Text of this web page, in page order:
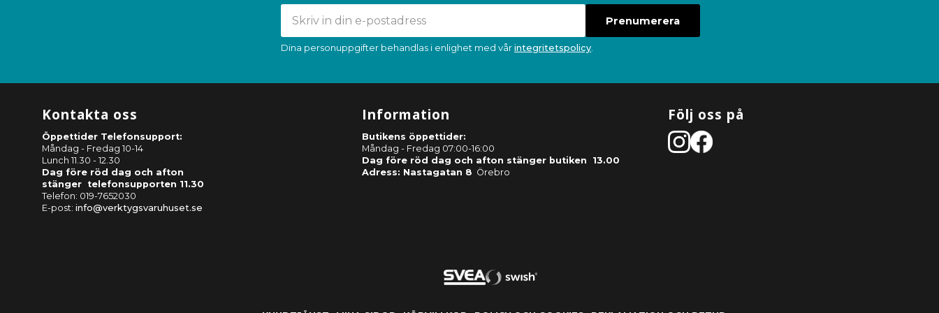
Prenumerera
Dina personuppgifter behandlas i enlighet med vår integritetspolicy
Kontakta oss
Öppettider Telefonsupport:
Måndag - Fredag 10-14
Lunch 11.30 - 12.30
Dag före röd dag och afton
stänger telefonsupporten 11.30
Telefon: 019-7652030
E-post: info@verktygsvaruhuset.se
Information
Butikens öppettider:
Måndag - Fredag 07:00-16:00
Dag före röd dag och afton stänger butiken 13.00
Adress: Nastagatan 8 Örebro
Följ oss på